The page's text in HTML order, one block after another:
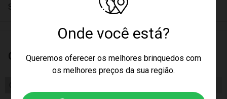
Onde você está?
Queremos oferecer os melhores brinquedos com
os melhores preços da sua região.
Selo Inmetro: 000291/2021.
Características
Certificado/ Selo Inmetro